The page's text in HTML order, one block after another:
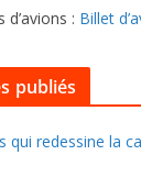
: Billet
publiés
qui redessine la